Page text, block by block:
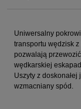
Uniwersalny
transportu wędzisk
pozwalają
wędkarskiej
Uszyty z
wzmacniany spód.